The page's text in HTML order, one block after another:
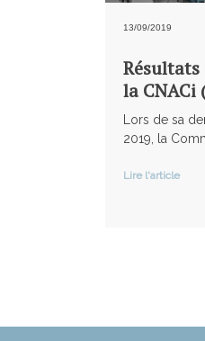
13/09/2019
Résultats
la CNACi
Lors de sa
2019, la
Lire l'article